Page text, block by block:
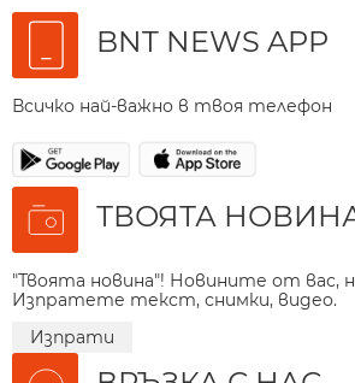
BNT NEWS APP
Всичко най-важно в твоя телефон
ТВОЯТА
"Твоята новина"! Новините от вас,
Изпратете текст, снимки, видео.
Изпрати